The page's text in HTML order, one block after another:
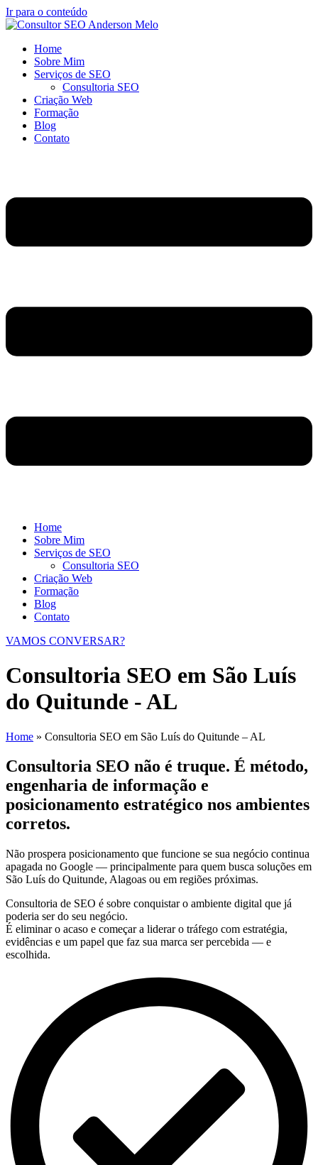
Ir para o conteúdo
Home
Sobre Mim
Serviços de SEO
Consultoria SEO
Criação Web
Formação
Blog
Contato
Home
Sobre Mim
Serviços de SEO
Consultoria SEO
Criação Web
Formação
Blog
Contato
VAMOS CONVERSAR?
Consultoria SEO em São Luís
do Quitunde - AL
Home » Consultoria SEO em São Luís do Quitunde – AL
Consultoria SEO não é truque. É método,
engenharia de informação e
posicionamento estratégico nos ambientes
corretos.
Não prospera posicionamento que funcione se sua negócio continua
apagada no Google — principalmente para quem busca soluções em
São Luís do Quitunde, Alagoas ou em regiões próximas.
Consultoria de SEO é sobre conquistar o ambiente digital que já
poderia ser do seu negócio.
É eliminar o acaso e começar a liderar o tráfego com estratégia,
evidências e um papel que faz sua marca ser percebida — e
escolhida.